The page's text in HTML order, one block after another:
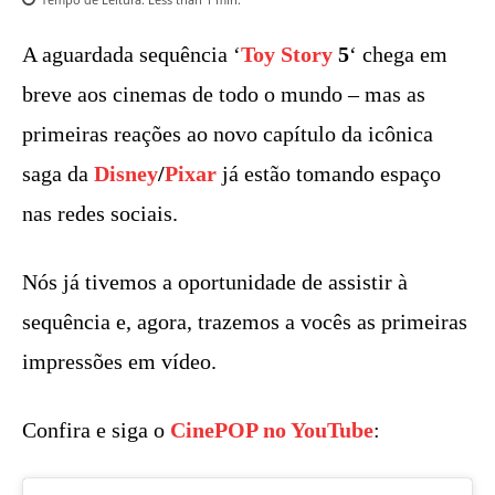
A aguardada sequência ‘Toy Story 5‘ chega em
breve aos cinemas de todo o mundo – mas as
primeiras reações ao novo capítulo da icônica
saga da Disney/Pixar já estão tomando espaço
nas redes sociais.
Nós já tivemos a oportunidade de assistir à
sequência e, agora, trazemos a vocês as primeiras
impressões em vídeo.
Confira e siga o CinePOP no YouTube: